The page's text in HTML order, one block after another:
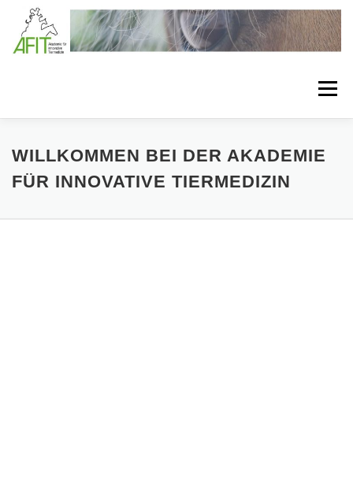
Zum Inhalt springen
Menü
LÖSUNGEN BEHANDLUNGSKONZEPTE
WILLKOMMEN BEI DER AKADEMIE
FÜR INNOVATIVE TIERMEDIZIN